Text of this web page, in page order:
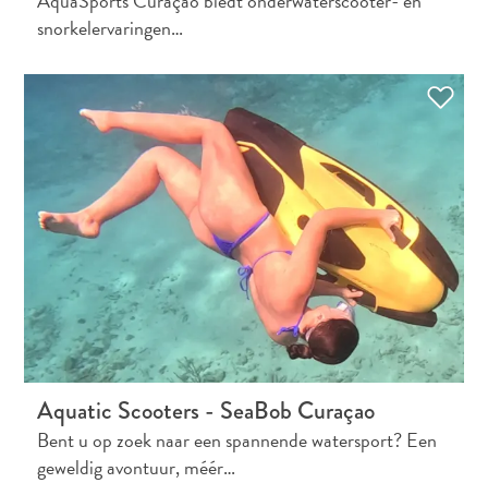
D
R
D
DEUTSCH
ESPAÑOL
FRANÇAIS
NEDERLANDS
PORTUGUÊS
snorkelervaringen…
Aquatic Scooters - SeaBob Curaçao
Bent u op zoek naar een spannende watersport? Een
geweldig avontuur, méér…